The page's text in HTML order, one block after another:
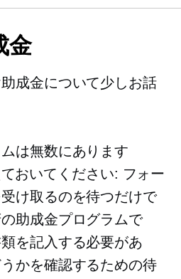
金
成金について少しお話
は無数にあります
おいてください: フォー
け取るのを待つだけで
助成金プログラムで
を記入する必要があ
かを確認するための待